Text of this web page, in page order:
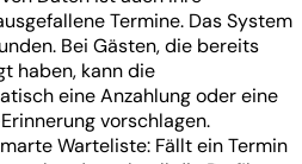
Termine. Das System
Bei Gästen, die bereits
haben, kann die
eine Anzahlung oder eine
vorschlagen.
Warteliste: Fällt ein Termin